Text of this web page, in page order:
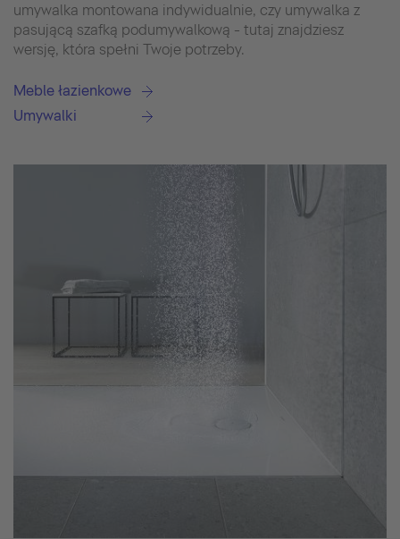
umywalka montowana indywidualnie, czy umywalka z
pasującą szafką podumywalkową - tutaj znajdziesz
wersję, która spełni Twoje potrzeby.
Meble łazienkowe
Umywalki